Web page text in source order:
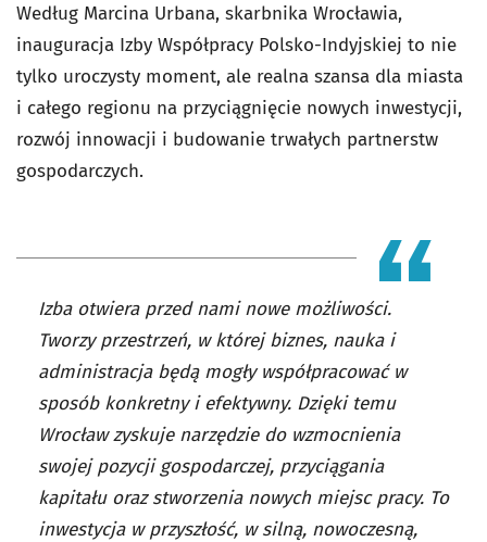
Według Marcina Urbana, skarbnika Wrocławia,
inauguracja Izby Współpracy Polsko-Indyjskiej to nie
tylko uroczysty moment, ale realna szansa dla miasta
i całego regionu na przyciągnięcie nowych inwestycji,
rozwój innowacji i budowanie trwałych partnerstw
gospodarczych.
Izba otwiera przed nami nowe możliwości.
Tworzy przestrzeń, w której biznes, nauka i
administracja będą mogły współpracować w
sposób konkretny i efektywny. Dzięki temu
Wrocław zyskuje narzędzie do wzmocnienia
swojej pozycji gospodarczej, przyciągania
kapitału oraz stworzenia nowych miejsc pracy. To
inwestycja w przyszłość, w silną, nowoczesną,